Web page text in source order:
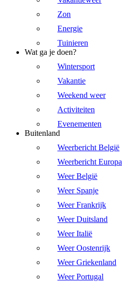
Zon
Energie
Tuinieren
Wat ga je doen?
Wintersport
Vakantie
Weekend weer
Activiteiten
Evenementen
Buitenland
Weerbericht België
Weerbericht Europa
Weer België
Weer Spanje
Weer Frankrijk
Weer Duitsland
Weer Italië
Weer Oostenrijk
Weer Griekenland
Weer Portugal